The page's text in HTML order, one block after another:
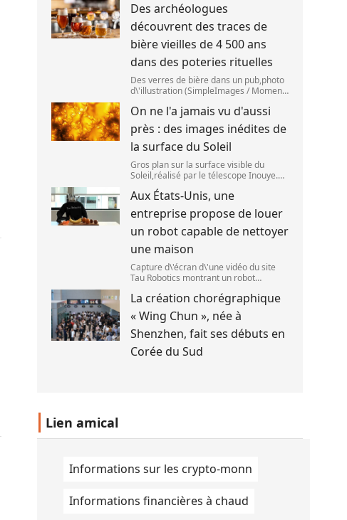
2025. (SANKA VIDANAGAMA )
Des archéologues
découvrent des traces de
bière vieilles de 4 500 ans
dans des poteries rituelles
Des verres de bière dans un pub,photo
d\'illustration (SimpleImages / Moment
boisson alcoolisée du monde. Les
premières traces de bière ont été
retrouvées ch
On ne l'a jamais vu d'aussi
près : des images inédites de
la surface du Soleil
Gros plan sur la surface visible du
Soleil,réalisé par le télescope Inouye.
(NSF/NSO/AURA/MPS) Certains se
préparent peut-être à photographier le
mieux possible l\'éclipse solaire,prévue
le 1
Aux États-Unis, une
entreprise propose de louer
un robot capable de nettoyer
une maison
Capture d\'écran d\'une vidéo du site
Tau Robotics montrant un robot
cuisine. (Tau Robotics)
La création chorégraphique
« Wing Chun », née à
Shenzhen, fait ses débuts en
Corée du Sud
Lien amical
Informations sur les crypto-monn
Informations financières à chaud